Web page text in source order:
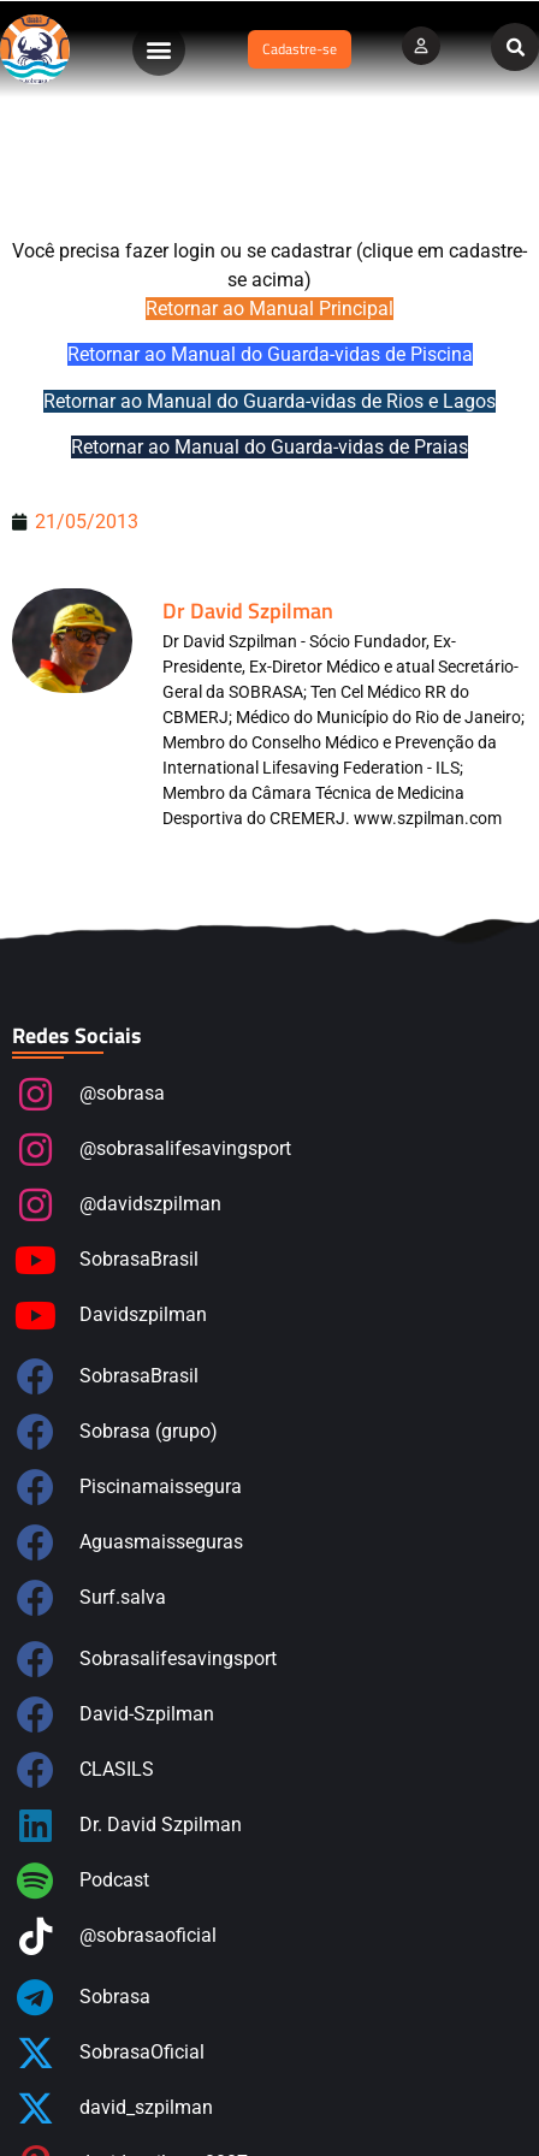
Cadastre-se
Cap.8.a – Salvamento Notuno/escuro
Você precisa fazer login ou se cadastrar (clique em cadastre-
se acima)
Retornar ao Manual Principal
Retornar ao Manual do Guarda-vidas de Piscina
Retornar ao Manual do Guarda-vidas de Rios e Lagos
Retornar ao Manual do Guarda-vidas de Praias
21/05/2013
Dr David Szpilman
Dr David Szpilman - Sócio Fundador, Ex-
Presidente, Ex-Diretor Médico e atual Secretário-
Geral da SOBRASA; Ten Cel Médico RR do
CBMERJ; Médico do Município do Rio de Janeiro;
Membro do Conselho Médico e Prevenção da
International Lifesaving Federation - ILS;
Membro da Câmara Técnica de Medicina
Desportiva do CREMERJ. www.szpilman.com
Redes Sociais
@sobrasa
@sobrasalifesavingsport
@davidszpilman
SobrasaBrasil
Davidszpilman
SobrasaBrasil
Sobrasa (grupo)
Piscinamaissegura
Aguasmaisseguras
Surf.salva
Sobrasalifesavingsport
David-Szpilman
CLASILS
Dr. David Szpilman
Podcast
@sobrasaoficial
Sobrasa
SobrasaOficial
david_szpilman